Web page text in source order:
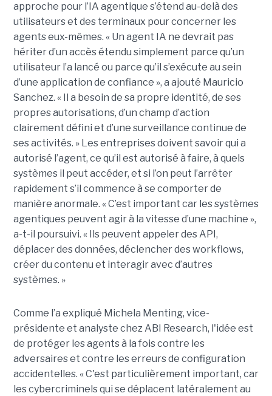
approche pour l’IA agentique s’étend au-delà des
utilisateurs et des terminaux pour concerner les
agents eux-mêmes. « Un agent IA ne devrait pas
hériter d’un accès étendu simplement parce qu’un
utilisateur l’a lancé ou parce qu’il s’exécute au sein
d’une application de confiance », a ajouté Mauricio
Sanchez. « Il a besoin de sa propre identité, de ses
propres autorisations, d’un champ d’action
clairement défini et d’une surveillance continue de
ses activités. » Les entreprises doivent savoir qui a
autorisé l’agent, ce qu’il est autorisé à faire, à quels
systèmes il peut accéder, et si l’on peut l’arrêter
rapidement s’il commence à se comporter de
manière anormale. « C’est important car les systèmes
agentiques peuvent agir à la vitesse d’une machine »,
a-t-il poursuivi. « Ils peuvent appeler des API,
déplacer des données, déclencher des workflows,
créer du contenu et interagir avec d’autres
systèmes. »
Comme l’a expliqué Michela Menting, vice-
présidente et analyste chez ABI Research, l'idée est
de protéger les agents à la fois contre les
adversaires et contre les erreurs de configuration
accidentelles. « C'est particulièrement important, car
les cybercriminels qui se déplacent latéralement au